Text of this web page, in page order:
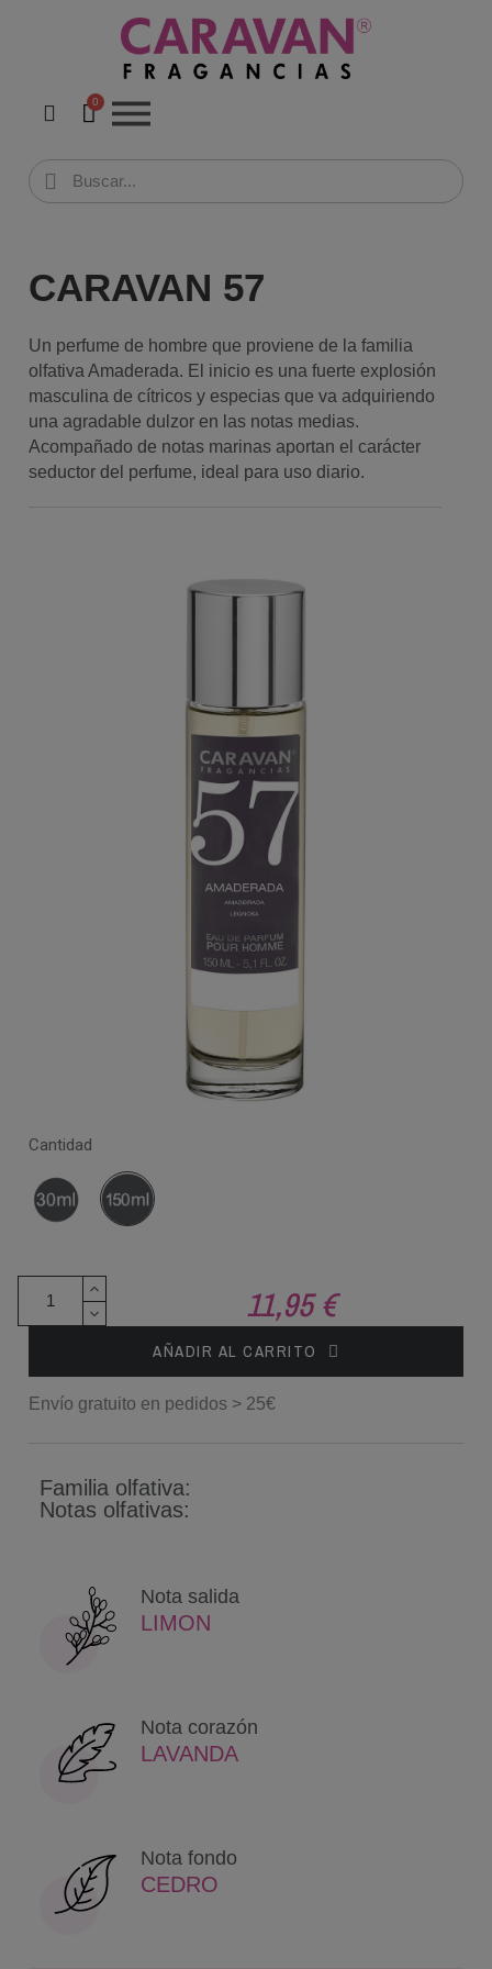
CARAVAN 57
Un perfume de hombre que proviene de la familia
olfativa Amaderada. El inicio es una fuerte explosión
masculina de cítricos y especias que va adquiriendo
una agradable dulzor en las notas medias.
Acompañado de notas marinas aportan el carácter
seductor del perfume, ideal para uso diario.
Cantidad
30
ml
150
ml
11,95 €
AÑADIR AL CARRITO
Envío gratuito en pedidos > 25€
Familia olfativa:
Notas olfativas:
Nota salida
LIMON
Nota corazón
LAVANDA
Nota fondo
CEDRO